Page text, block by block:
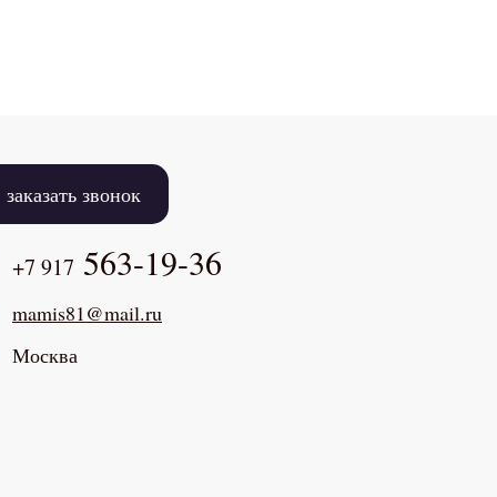
заказать звонок
+7 917 563-19-36
mamis81@mail.ru
Москва